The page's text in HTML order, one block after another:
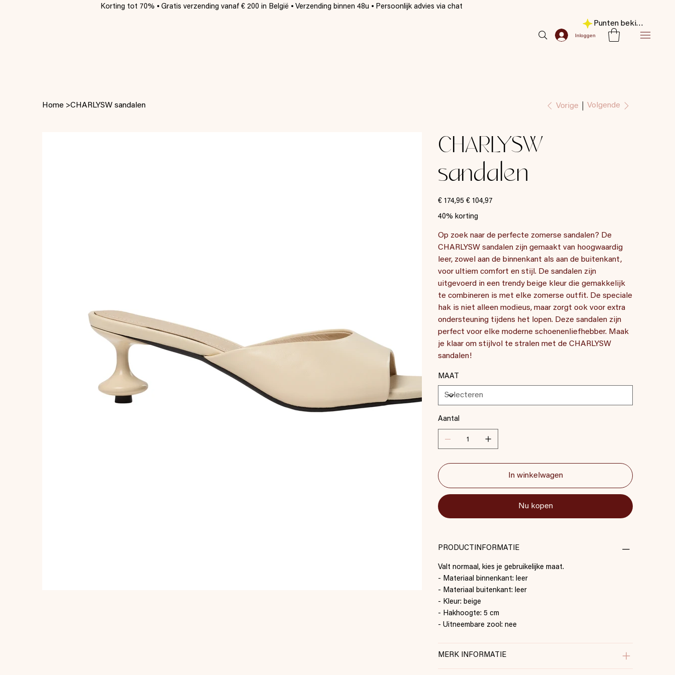
Korting tot 70% ⦁ Gratis verzending vanaf € 200 in België ⦁ Verzending binnen 48u ⦁ Persoonlijk advies via chat
Punten bekijken
Inloggen
Home >CHARLYSW sandalen Vorige Volgende
CHARLYSW
sandalen
Originele
prijs
€ 174,95 Verkoopprijs
€ 104,97
40% korting
Op zoek naar de perfecte zomerse sandalen? De
CHARLYSW sandalen zijn gemaakt van hoogwaardig
leer, zowel aan de binnenkant als aan de buitenkant,
voor ultiem comfort en stijl. De sandalen zijn
uitgevoerd in een trendy beige kleur die gemakkelijk
te combineren is met elke zomerse outfit. De speciale
hak is niet alleen modieus, maar zorgt ook voor extra
ondersteuning tijdens het lopen. Deze sandalen zijn
perfect voor elke moderne schoenenliefhebber. Maak
je klaar om stijlvol te stralen met de CHARLYSW
sandalen!
MAAT
Aantal
In winkelwagen
Nu kopen
PRODUCTINFORMATIE
Valt normaal, kies je gebruikelijke maat.
- Materiaal binnenkant: leer
- Materiaal buitenkant: leer
- Kleur: beige
- Hakhoogte: 5 cm
- Uitneembare zool: nee
MERK INFORMATIE